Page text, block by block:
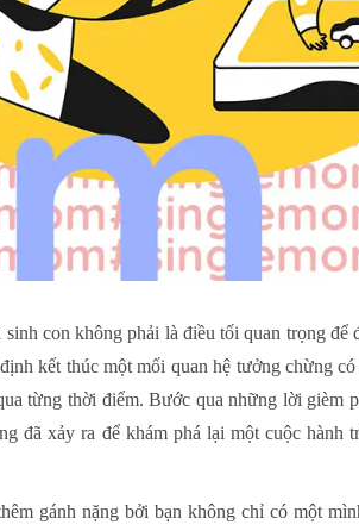
con không phải là điều tối quan trọng để
kết thúc một mối quan hệ tưởng chừng
từng thời điểm. Bước qua những lời gièm
đã xảy ra để khám phá lại một cuộc
gánh nặng bởi bạn không chỉ có một